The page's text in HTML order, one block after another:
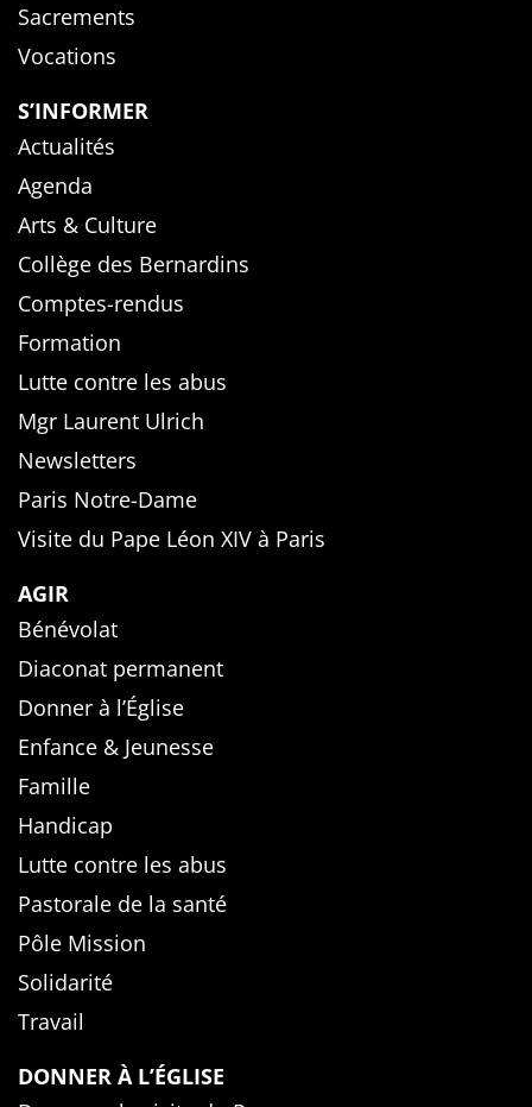
Sacrements
Vocations
S’INFORMER
Actualités
Agenda
Arts & Culture
Collège des Bernardins
Comptes-rendus
Formation
Lutte contre les abus
Mgr Laurent Ulrich
Newsletters
Paris Notre-Dame
Visite du Pape Léon XIV à Paris
AGIR
Bénévolat
Diaconat permanent
Donner à l’Église
Enfance & Jeunesse
Famille
Handicap
Lutte contre les abus
Pastorale de la santé
Pôle Mission
Solidarité
Travail
DONNER À L’ÉGLISE